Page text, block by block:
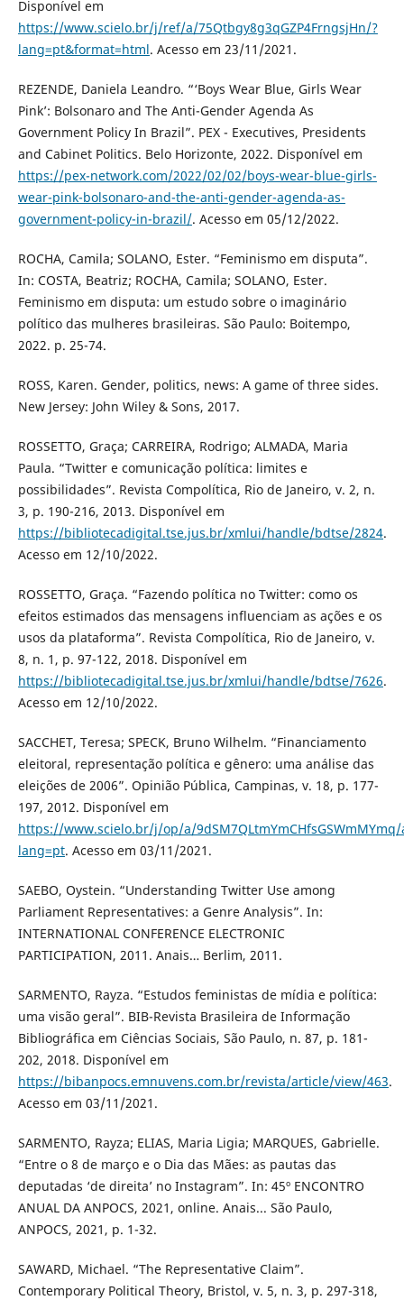
Disponível em
https://www.scielo.br/j/ref/a/75Qtbgy8g3qGZP4FrngsjHn/?
lang=pt&format=html. Acesso em 23/11/2021.
REZENDE, Daniela Leandro. “‘Boys Wear Blue, Girls Wear
Pink’: Bolsonaro and The Anti-Gender Agenda As
Government Policy In Brazil”. PEX - Executives, Presidents
and Cabinet Politics. Belo Horizonte, 2022. Disponível em
https://pex-network.com/2022/02/02/boys-wear-blue-girls-
wear-pink-bolsonaro-and-the-anti-gender-agenda-as-
government-policy-in-brazil/. Acesso em 05/12/2022.
ROCHA, Camila; SOLANO, Ester. “Feminismo em disputa”.
In: COSTA, Beatriz; ROCHA, Camila; SOLANO, Ester.
Feminismo em disputa: um estudo sobre o imaginário
político das mulheres brasileiras. São Paulo: Boitempo,
2022. p. 25-74.
ROSS, Karen. Gender, politics, news: A game of three sides.
New Jersey: John Wiley & Sons, 2017.
ROSSETTO, Graça; CARREIRA, Rodrigo; ALMADA, Maria
Paula. “Twitter e comunicação política: limites e
possibilidades”. Revista Compolítica, Rio de Janeiro, v. 2, n.
3, p. 190-216, 2013. Disponível em
https://bibliotecadigital.tse.jus.br/xmlui/handle/bdtse/2824.
Acesso em 12/10/2022.
ROSSETTO, Graça. “Fazendo política no Twitter: como os
efeitos estimados das mensagens influenciam as ações e os
usos da plataforma”. Revista Compolítica, Rio de Janeiro, v.
8, n. 1, p. 97-122, 2018. Disponível em
https://bibliotecadigital.tse.jus.br/xmlui/handle/bdtse/7626.
Acesso em 12/10/2022.
SACCHET, Teresa; SPECK, Bruno Wilhelm. “Financiamento
eleitoral, representação política e gênero: uma análise das
eleições de 2006”. Opinião Pública, Campinas, v. 18, p. 177-
197, 2012. Disponível em
https://www.scielo.br/j/op/a/
lang=pt. Acesso em 03/11/2021.
SAEBO, Oystein. “Understanding Twitter Use among
Parliament Representatives: a Genre Analysis”. In:
INTERNATIONAL CONFERENCE ELECTRONIC
PARTICIPATION, 2011. Anais… Berlim, 2011.
SARMENTO, Rayza. “Estudos feministas de mídia e política:
uma visão geral”. BIB-Revista Brasileira de Informação
Bibliográfica em Ciências Sociais, São Paulo, n. 87, p. 181-
202, 2018. Disponível em
https://bibanpocs.emnuvens.com.br/revista/article/view/463.
Acesso em 03/11/2021.
SARMENTO, Rayza; ELIAS, Maria Ligia; MARQUES, Gabrielle.
“Entre o 8 de março e o Dia das Mães: as pautas das
deputadas ‘de direita’ no Instagram”. In: 45º ENCONTRO
ANUAL DA ANPOCS, 2021, online. Anais... São Paulo,
ANPOCS, 2021, p. 1-32.
SAWARD, Michael. “The Representative Claim”.
Contemporary Political Theory, Bristol, v. 5, n. 3, p. 297-318,